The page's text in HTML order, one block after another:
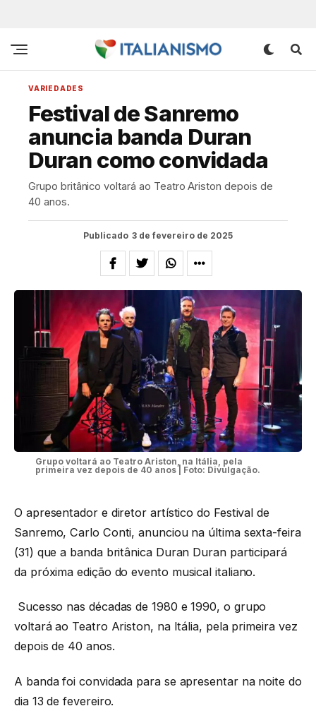
VARIEDADES
Festival de Sanremo
anuncia banda Duran
Duran como convidada
Grupo britânico voltará ao Teatro Ariston depois de
40 anos.
Publicado 3 de fevereiro de 2025
Grupo voltará ao Teatro Ariston, na Itália, pela
primeira vez depois de 40 anos | Foto: Divulgação.
O apresentador e diretor artístico do Festival de
Sanremo, Carlo Conti, anunciou na última sexta-feira
(31) que a banda britânica Duran Duran participará
da próxima edição do evento musical italiano.
Sucesso nas décadas de 1980 e 1990, o grupo
voltará ao Teatro Ariston, na Itália, pela primeira vez
depois de 40 anos.
A banda foi convidada para se apresentar na noite do
dia 13 de fevereiro.